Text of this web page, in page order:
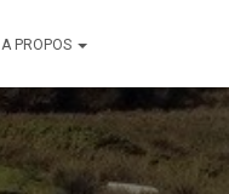
A PROPOS